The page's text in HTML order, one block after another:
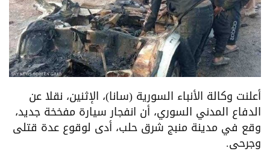
أعلنت وكالة الأنباء السورية (سانا)، الإثنين، نقلا عن
الدفاع المدني السوري، أن انفجار سيارة مفخخة جديد،
وقع في مدينة منبج شرق حلب، أدى لوقوع عدة قتلى
وجرحى.